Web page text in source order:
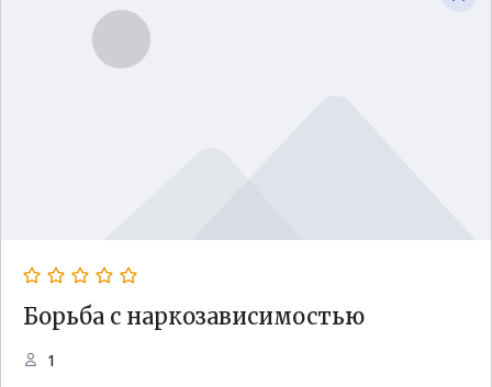
Борьба с наркозависимостью
1